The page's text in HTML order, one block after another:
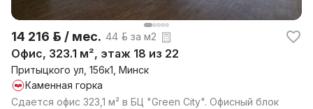
14 216 р. / мес. 44 р. за м2
Офис, 323.1 м², этаж 18 из 22
Притыцкого ул, 156к1, Минск
Каменная горка
Сдается офис 323,1 м² в БЦ "Green City". Офисный блок